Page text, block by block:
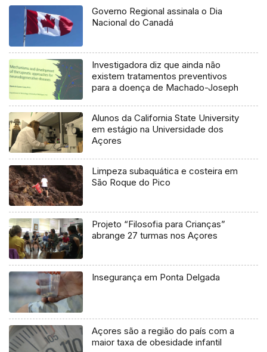
Governo Regional assinala o Dia
Nacional do Canadá
Investigadora diz que ainda não
existem tratamentos preventivos
para a doença de Machado-Joseph
Alunos da California State University
em estágio na Universidade dos
Açores
Limpeza subaquática e costeira em
São Roque do Pico
Projeto “Filosofia para Crianças”
abrange 27 turmas nos Açores
Insegurança em Ponta Delgada
Açores são a região do país com a
maior taxa de obesidade infantil